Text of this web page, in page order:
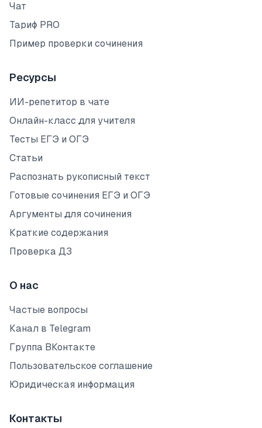
Чат
Тариф PRO
Пример проверки сочинения
Ресурсы
ИИ-репетитор в чате
Онлайн-класс для учителя
Тесты ЕГЭ и ОГЭ
Статьи
Распознать рукописный текст
Готовые сочинения ЕГЭ и ОГЭ
Аргументы для сочинения
Краткие содержания
Проверка ДЗ
О нас
Частые вопросы
Канал в Telegram
Группа ВКонтакте
Пользовательское соглашение
Юридическая информация
Контакты